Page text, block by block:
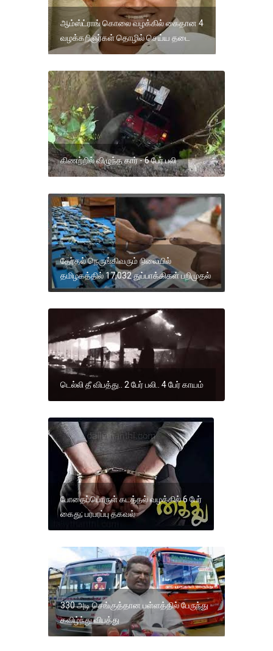
ஆம்ஸ்ட்ராங் கொலை வழக்கில் கைதான 4
வழக்கறிஞர்கள் தொழில் செய்ய தடை
கிணற்றில் விழுந்த கார் - 6 பேர் பலி
தேர்தல் நெருங்கிவரும் நிலையில்
தமிழகத்தில் 17,032 துப்பாக்கிகள் பறிமுதல்
டெல்லி தீ விபத்து.. 2 பேர் பலி.. 4 பேர் காயம்
போதைப்பொருள் கடத்தல் வழக்கில் 6 பேர்
கைது; பரபரப்பு தகவல்
330 அடி செங்குத்தான பள்ளத்தில் பேருந்து
கவிழ்ந்து விபத்து